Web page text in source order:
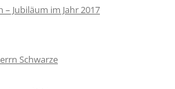
Jubiläum im Jahr 2017
Schwarze